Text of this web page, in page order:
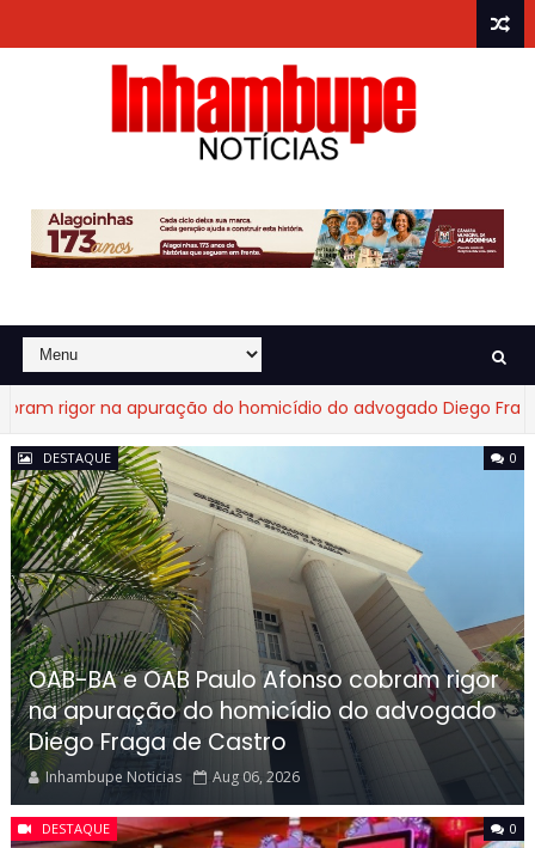
na apuração do homicídio do advogado Diego Fraga de
DESTAQUE 0
OAB-BA e OAB Paulo Afonso cobram rigor
na apuração do homicídio do advogado
Diego Fraga de Castro
Inhambupe Noticias Aug 06, 2026
DESTAQUE 0